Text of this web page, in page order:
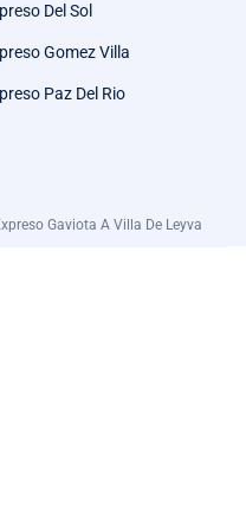
Del Sol
Gomez Villa
Paz Del Rio
Gaviota A Villa De Leyva